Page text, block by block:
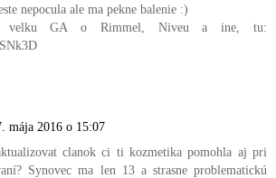
nepocula ale ma pekne balenie :)
velku GA o Rimmel, Niveu a ine, tu:
mája 2016 o 15:07
clanok ci ti kozmetika pomohla aj pri
Synovec ma len 13 a strasne problematickú